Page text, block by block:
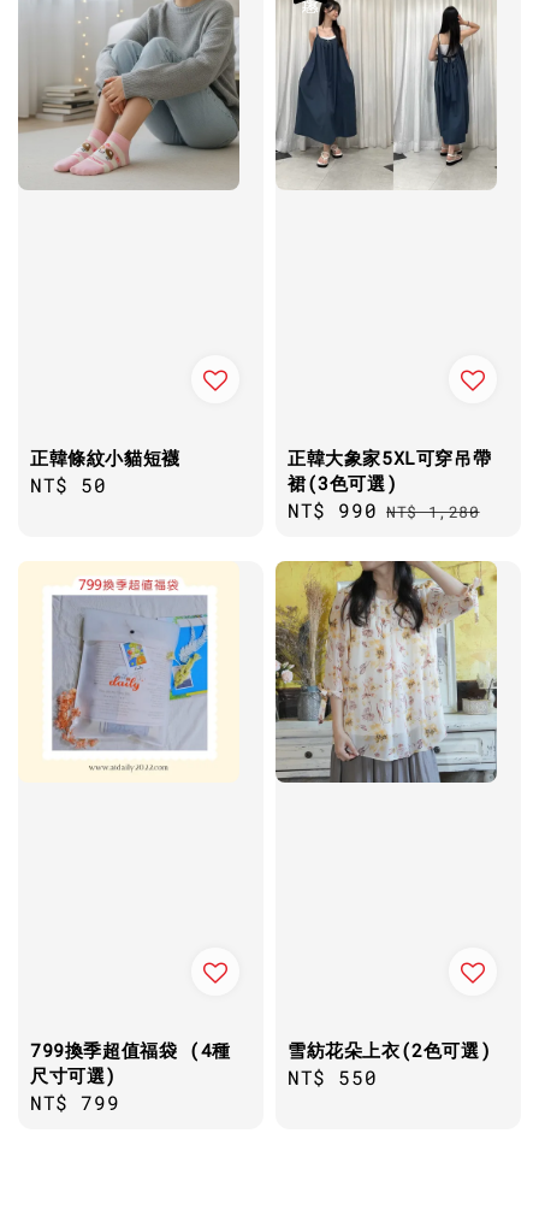
正韓條紋小貓短襪
Regular
NT$ 50
正韓大象家5XL可穿吊帶
裙(3色可選)
Sale
NT$ 990 Regular
NT$ 1,280
799換季超值福袋 (4種
尺寸可選)
Regular
NT$ 799
雪紡花朵上衣(2色可選)
Regular
NT$ 550